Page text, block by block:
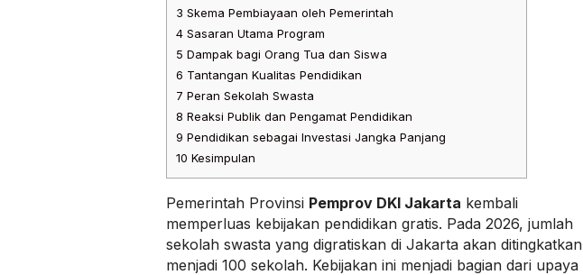
3 Skema Pembiayaan oleh Pemerintah
4 Sasaran Utama Program
5 Dampak bagi Orang Tua dan Siswa
6 Tantangan Kualitas Pendidikan
7 Peran Sekolah Swasta
8 Reaksi Publik dan Pengamat Pendidikan
9 Pendidikan sebagai Investasi Jangka Panjang
10 Kesimpulan
Pemerintah Provinsi Pemprov DKI Jakarta kembali
memperluas kebijakan pendidikan gratis. Pada 2026, jumlah
sekolah swasta yang digratiskan di Jakarta akan ditingkatkan
menjadi 100 sekolah. Kebijakan ini menjadi bagian dari upaya